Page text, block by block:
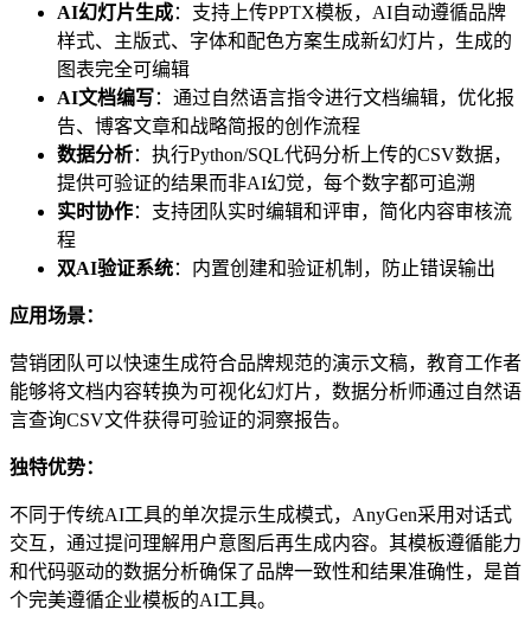
AI幻灯片生成：支持上传PPTX模板，AI自动遵循品牌
样式、主版式、字体和配色方案生成新幻灯片，生成的
图表完全可编辑
AI文档编写：通过自然语言指令进行文档编辑，优化报
告、博客文章和战略简报的创作流程
数据分析：执行Python/SQL代码分析上传的CSV数据，
提供可验证的结果而非AI幻觉，每个数字都可追溯
实时协作：支持团队实时编辑和评审，简化内容审核流
程
双AI验证系统：内置创建和验证机制，防止错误输出
应用场景：
营销团队可以快速生成符合品牌规范的演示文稿，教育工作者
能够将文档内容转换为可视化幻灯片，数据分析师通过自然语
言查询CSV文件获得可验证的洞察报告。
独特优势：
不同于传统AI工具的单次提示生成模式，AnyGen采用对话式
交互，通过提问理解用户意图后再生成内容。其模板遵循能力
和代码驱动的数据分析确保了品牌一致性和结果准确性，是首
个完美遵循企业模板的AI工具。